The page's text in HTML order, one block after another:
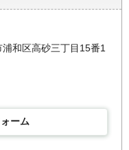
和区高砂三丁目15番1
ーム